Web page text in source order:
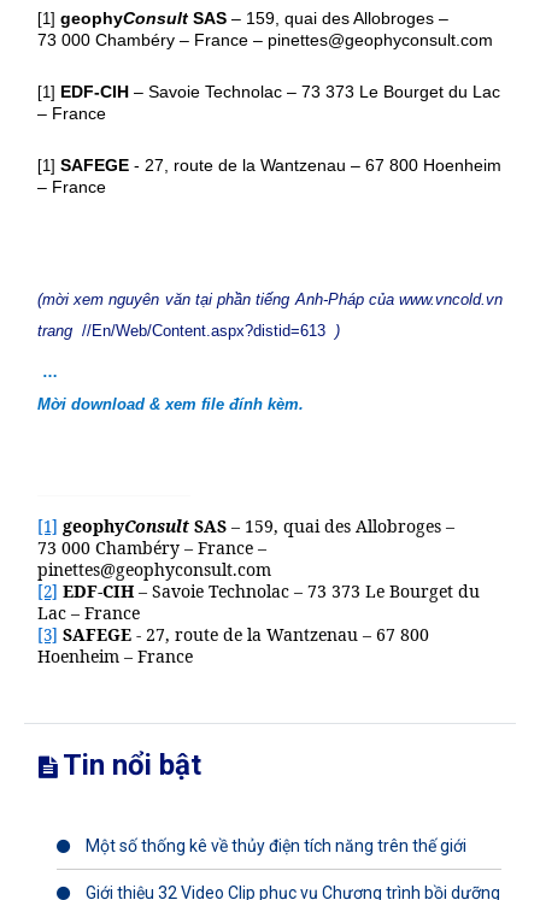
[1] geophyConsult SAS – 159, quai des Allobroges –
73 000 Chambéry – France – pinettes@geophyconsult.com
[1] EDF-CIH – Savoie Technolac – 73 373 Le Bourget du Lac
– France
[1] SAFEGE - 27, route de la Wantzenau – 67 800 Hoenheim
– France
(mời xem nguyên văn tại phần tiếng Anh-Pháp của www.vncold.vn
trang //En/Web/Content.aspx?distid=613 )
…
Mời download & xem file đính kèm.
[1] geophyConsult SAS – 159, quai des Allobroges –
73 000 Chambéry – France –
pinettes@geophyconsult.com
[2] EDF-CIH – Savoie Technolac – 73 373 Le Bourget du
Lac – France
[3] SAFEGE - 27, route de la Wantzenau – 67 800
Hoenheim – France
Tin nổi bật
Một số thống kê về thủy điện tích năng trên thế giới
Giới thiệu 32 Video Clip phục vụ Chương trình bồi dưỡng